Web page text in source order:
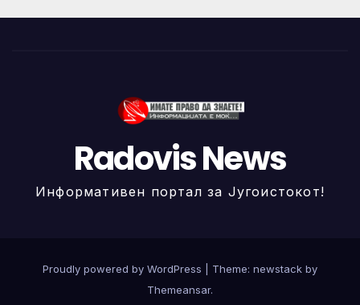
Radovis News
Информативен портал за Југоистокот!
Proudly powered by WordPress
Theme: newstack by
Themeansar.